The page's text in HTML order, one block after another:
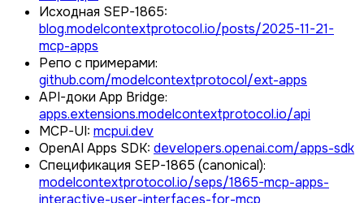
Исходная SEP-1865:
blog.modelcontextprotocol.io/posts/2025-11-21-
mcp-apps
Репо с примерами:
github.com/modelcontextprotocol/ext-apps
API-доки App Bridge:
apps.extensions.modelcontextprotocol.io/api
MCP-UI: mcpui.dev
OpenAI Apps SDK: developers.openai.com/apps-sdk
Спецификация SEP-1865 (canonical):
modelcontextprotocol.io/seps/1865-mcp-apps-
interactive-user-interfaces-for-mcp